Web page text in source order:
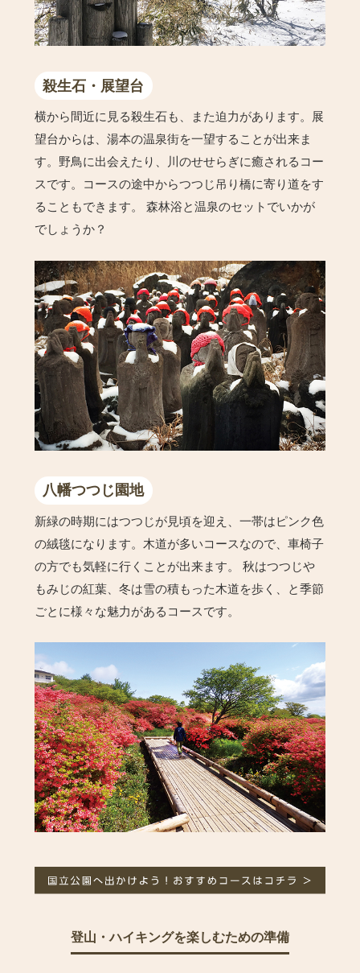
殺生石・展望台
横から間近に見る殺生石も、また迫力があります。展
望台からは、湯本の温泉街を一望することが出来ま
す。野鳥に出会えたり、川のせせらぎに癒されるコー
スです。コースの途中からつつじ吊り橋に寄り道をす
ることもできます。 森林浴と温泉のセットでいかが
でしょうか？
八幡つつじ園地
新緑の時期にはつつじが見頃を迎え、一帯はピンク色
の絨毯になります。木道が多いコースなので、車椅子
の方でも気軽に行くことが出来ます。 秋はつつじや
もみじの紅葉、冬は雪の積もった木道を歩く、と季節
ごとに様々な魅力があるコースです。
登山・ハイキングを楽しむための準備